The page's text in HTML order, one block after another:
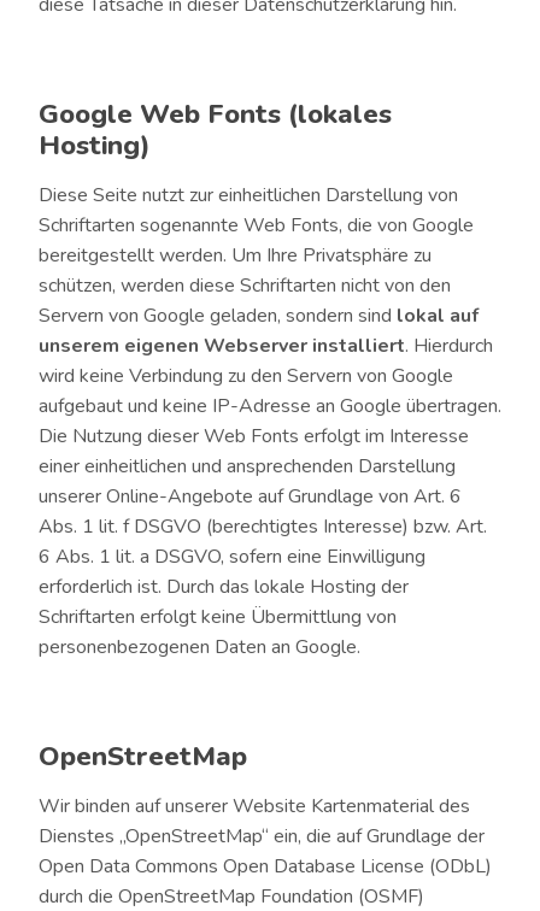
Google Web Fonts (lokales
Hosting)
Diese Seite nutzt zur einheitlichen Darstellung von
Schriftarten sogenannte Web Fonts, die von Google
bereitgestellt werden. Um Ihre Privatsphäre zu
schützen, werden diese Schriftarten nicht von den
Servern von Google geladen, sondern sind lokal auf
unserem eigenen Webserver installiert. Hierdurch
wird keine Verbindung zu den Servern von Google
aufgebaut und keine IP-Adresse an Google übertragen.
Die Nutzung dieser Web Fonts erfolgt im Interesse
einer einheitlichen und ansprechenden Darstellung
unserer Online-Angebote auf Grundlage von Art. 6
Abs. 1 lit. f DSGVO (berechtigtes Interesse) bzw. Art.
6 Abs. 1 lit. a DSGVO, sofern eine Einwilligung
erforderlich ist. Durch das lokale Hosting der
Schriftarten erfolgt keine Übermittlung von
personenbezogenen Daten an Google.
OpenStreetMap
Wir binden auf unserer Website Kartenmaterial des
Dienstes „OpenStreetMap“ ein, die auf Grundlage der
Open Data Commons Open Database License (ODbL)
durch die OpenStreetMap Foundation (OSMF)